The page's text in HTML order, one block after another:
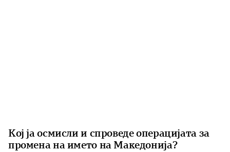
Кој ја осмисли и спроведе операцијата за
промена на името на Македонија?